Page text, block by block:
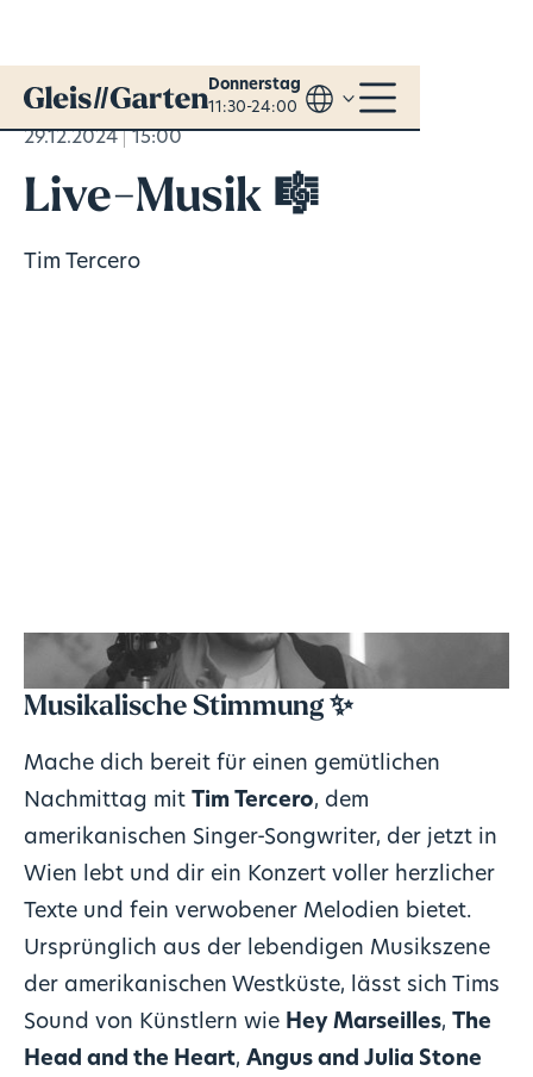
Donnerstag
11:30-24:00
29.12.2024 15:00
Live-Musik 🎼
Tim Tercero
Musikalische Stimmung✨
Mache dich bereit für einen gemütlichen
Nachmittag mit Tim Tercero, dem
amerikanischen Singer-Songwriter, der jetzt in
Wien lebt und dir ein Konzert voller herzlicher
Texte und fein verwobener Melodien bietet.
Ursprünglich aus der lebendigen Musikszene
der amerikanischen Westküste, lässt sich Tims
Sound von Künstlern wie Hey Marseilles, The
Head and the Heart, Angus and Julia Stone